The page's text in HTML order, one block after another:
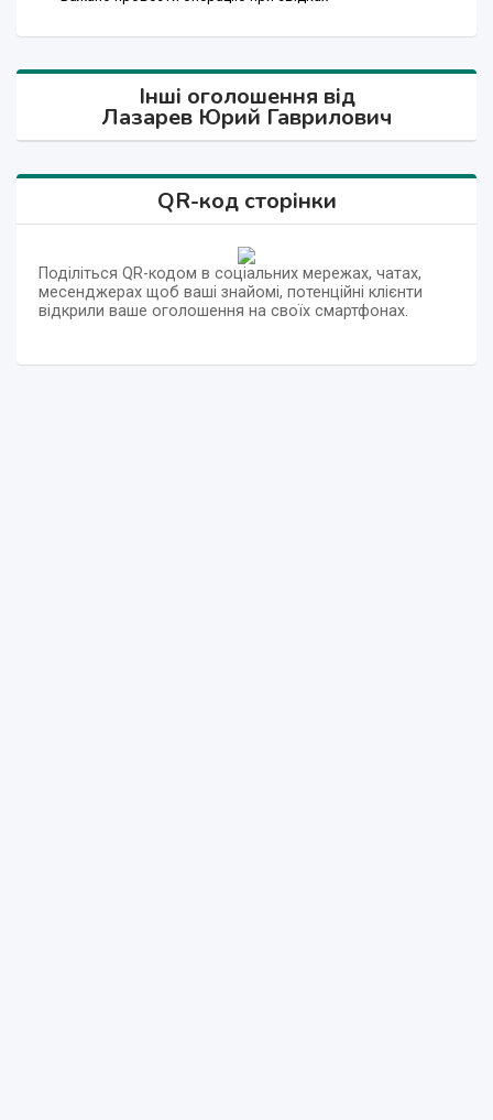
Інші оголошення від
Лазарев Юрий Гаврилович
QR-код сторінки
Поділіться QR-кодом в соціальних мережах, чатах,
месенджерах щоб ваші знайомі, потенційні клієнти
відкрили ваше оголошення на своїх смартфонах.